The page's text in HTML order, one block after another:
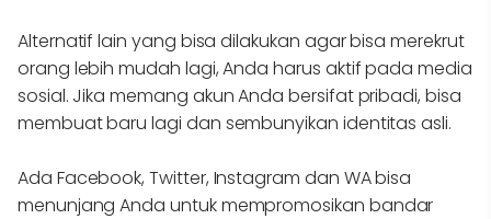
Alternatif lain yang bisa dilakukan agar bisa merekrut
orang lebih mudah lagi, Anda harus aktif pada media
sosial. Jika memang akun Anda bersifat pribadi, bisa
membuat baru lagi dan sembunyikan identitas asli.
Ada Facebook, Twitter, Instagram dan WA bisa
menunjang Anda untuk mempromosikan bandar